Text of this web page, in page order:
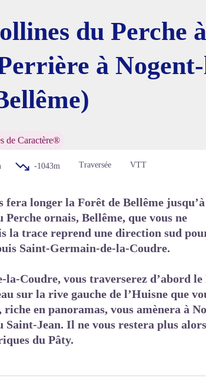
du Perche à
à
de Caractère®
-1043m Traversée VTT
fera longer la Forêt de Bellême jusqu’à
ornais, Bellême, que vous ne
la trace reprend une direction sud
Saint-Germain-de-la-Coudre.
Coudre, vous traverserez d’abord le
sur la rive gauche de l’Huisne que
en panoramas, vous amènera à
Jean. Il ne vous restera plus
du Pâty.